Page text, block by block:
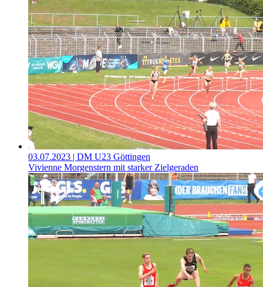
03.07.2023 | DM U23 Göttingen
Vivienne Morgenstern mit starker Zielgeraden